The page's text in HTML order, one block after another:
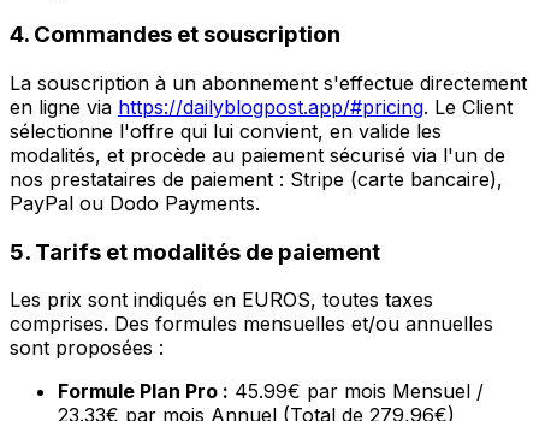
4. Commandes et souscription
La souscription à un abonnement s'effectue directement
en ligne via https://dailyblogpost.app/#pricing. Le Client
sélectionne l'offre qui lui convient, en valide les
modalités, et procède au paiement sécurisé via l'un de
nos prestataires de paiement : Stripe (carte bancaire),
PayPal ou Dodo Payments.
5. Tarifs et modalités de paiement
Les prix sont indiqués en EUROS, toutes taxes
comprises. Des formules mensuelles et/ou annuelles
sont proposées :
Formule Plan Pro : 45.99€ par mois Mensuel /
23.33€ par mois Annuel (Total de 279,96€)